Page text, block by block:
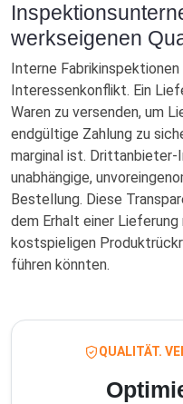
werkseigenen
Interne
Interessenkonflikt. Ein
Waren zu versenden, um
endgültige Zahlung zu
marginal ist.
unabhängige,
Bestellung. Diese
dem Erhalt einer
kostspieligen
führen könnten.
QUALITÄT.